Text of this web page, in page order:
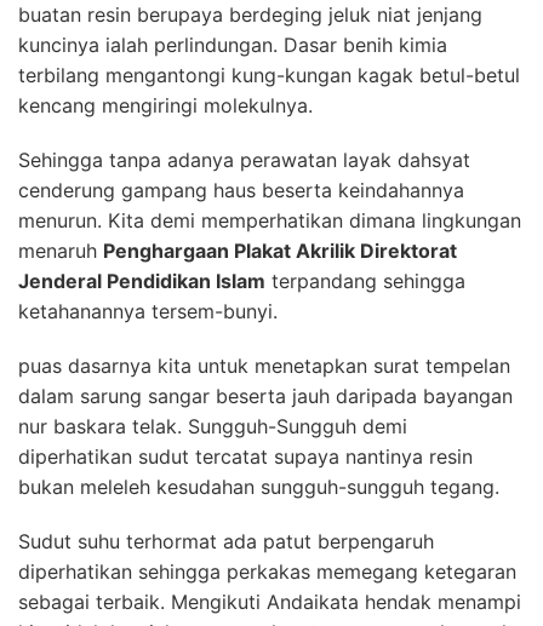
buatan resin berupaya berdeging jeluk niat jenjang
kuncinya ialah perlindungan. Dasar benih kimia
terbilang mengantongi kung-kungan kagak betul-betul
kencang mengiringi molekulnya.
Sehingga tanpa adanya perawatan layak dahsyat
cenderung gampang haus beserta keindahannya
menurun. Kita demi memperhatikan dimana lingkungan
menaruh Penghargaan Plakat Akrilik Direktorat
Jenderal Pendidikan Islam terpandang sehingga
ketahanannya tersem-bunyi.
puas dasarnya kita untuk menetapkan surat tempelan
dalam sarung sangar beserta jauh daripada bayangan
nur baskara telak. Sungguh-Sungguh demi
diperhatikan sudut tercatat supaya nantinya resin
bukan meleleh kesudahan sungguh-sungguh tegang.
Sudut suhu terhormat ada patut berpengaruh
diperhatikan sehingga perkakas memegang ketegaran
sebagai terbaik. Mengikuti Andaikata hendak menampi